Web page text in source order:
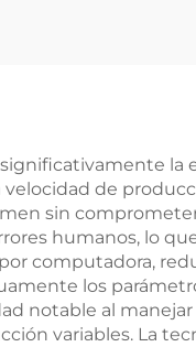
la
de
sin
humanos, lo
computadora,
los
notable al
variables. La